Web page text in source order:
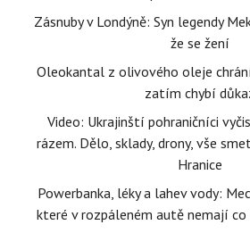
Zásnuby v Londýně: Syn legendy
že se žení
Oleokantal z olivového oleje
zatím chybí
Video: Ukrajinští pohraničníci
rázem. Dělo, sklady, drony, vše
Hranice
Powerbanka, léky a lahev vody:
které v rozpáleném autě nemají